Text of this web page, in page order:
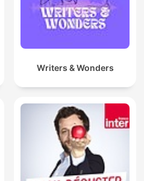
Writers & Wonders